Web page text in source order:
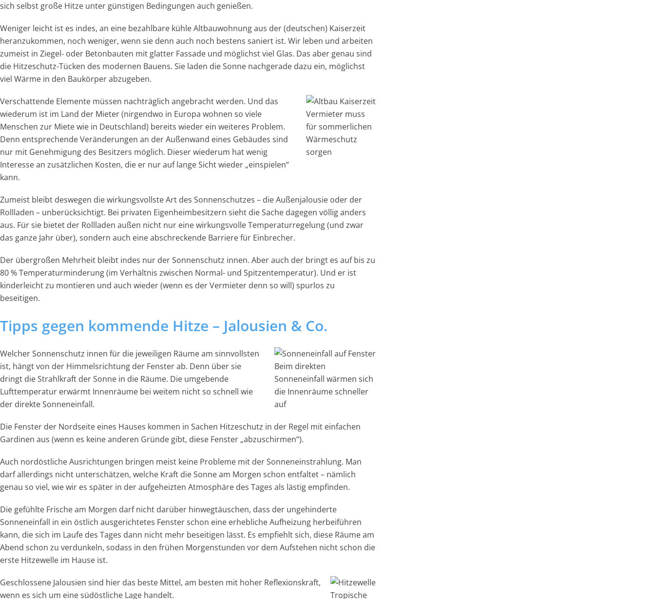
sich selbst große Hitze unter günstigen Bedingungen auch genießen.
Weniger leicht ist es indes, an eine bezahlbare kühle Altbauwohnung aus der (deutschen) Kaiserzeit
heranzukommen, noch weniger, wenn sie denn auch noch bestens saniert ist. Wir leben und arbeiten
zumeist in Ziegel- oder Betonbauten mit glatter Fassade und möglichst viel Glas. Das aber genau sind
die Hitzeschutz-Tücken des modernen Bauens. Sie laden die Sonne nachgerade dazu ein, möglichst
viel Wärme in den Baukörper abzugeben.
Vermieter muss
für sommerlichen
Wärmeschutz
sorgen
Verschattende Elemente müssen nachträglich angebracht werden. Und das
wiederum ist im Land der Mieter (nirgendwo in Europa wohnen so viele
Menschen zur Miete wie in Deutschland) bereits wieder ein weiteres Problem.
Denn entsprechende Veränderungen an der Außenwand eines Gebäudes sind
nur mit Genehmigung des Besitzers möglich. Dieser wiederum hat wenig
Interesse an zusätzlichen Kosten, die er nur auf lange Sicht wieder „einspielen“
kann.
Zumeist bleibt deswegen die wirkungsvollste Art des Sonnenschutzes – die Außenjalousie oder der
Rollladen – unberücksichtigt. Bei privaten Eigenheimbesitzern sieht die Sache dagegen völlig anders
aus. Für sie bietet der Rollladen außen nicht nur eine wirkungsvolle Temperaturregelung (und zwar
das ganze Jahr über), sondern auch eine abschreckende Barriere für Einbrecher.
Der übergroßen Mehrheit bleibt indes nur der Sonnenschutz innen. Aber auch der bringt es auf bis zu
80 % Temperaturminderung (im Verhältnis zwischen Normal- und Spitzentemperatur). Und er ist
kinderleicht zu montieren und auch wieder (wenn es der Vermieter denn so will) spurlos zu
beseitigen.
Tipps gegen kommende Hitze – Jalousien & Co.
Beim direkten
Sonneneinfall wärmen sich
die Innenräume schneller
auf
Welcher Sonnenschutz innen für die jeweiligen Räume am sinnvollsten
ist, hängt von der Himmelsrichtung der Fenster ab. Denn über sie
dringt die Strahlkraft der Sonne in die Räume. Die umgebende
Lufttemperatur erwärmt Innenräume bei weitem nicht so schnell wie
der direkte Sonneneinfall.
Die Fenster der Nordseite eines Hauses kommen in Sachen Hitzeschutz in der Regel mit einfachen
Gardinen aus (wenn es keine anderen Gründe gibt, diese Fenster „abzuschirmen“).
Auch nordöstliche Ausrichtungen bringen meist keine Probleme mit der Sonneneinstrahlung. Man
darf allerdings nicht unterschätzen, welche Kraft die Sonne am Morgen schon entfaltet – nämlich
genau so viel, wie wir es später in der aufgeheizten Atmosphäre des Tages als lästig empfinden.
Die gefühlte Frische am Morgen darf nicht darüber hinwegtäuschen, dass der ungehinderte
Sonneneinfall in ein östlich ausgerichtetes Fenster schon eine erhebliche Aufheizung herbeiführen
kann, die sich im Laufe des Tages dann nicht mehr beseitigen lässt. Es empfiehlt sich, diese Räume am
Abend schon zu verdunkeln, sodass in den frühen Morgenstunden vor dem Aufstehen nicht schon die
erste Hitzewelle im Hause ist.
Tropische
Geschlossene Jalousien sind hier das beste Mittel, am besten mit hoher Reflexionskraft,
wenn es sich um eine südöstliche Lage handelt.